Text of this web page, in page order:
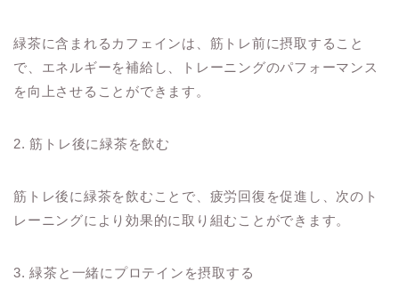
緑茶に含まれるカフェインは、筋トレ前に摂取すること
で、エネルギーを補給し、トレーニングのパフォーマンス
を向上させることができます。
2. 筋トレ後に緑茶を飲む
筋トレ後に緑茶を飲むことで、疲労回復を促進し、次のト
レーニングにより効果的に取り組むことができます。
3. 緑茶と一緒にプロテインを摂取する